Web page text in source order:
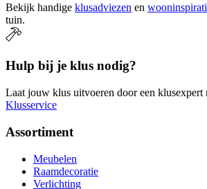
Bekijk handige klusadviezen en
tuin.
Hulp bij je klus nodig?
Laat jouw klus uitvoeren door een klusexpert
Klusservice
Assortiment
Meubelen
Raamdecoratie
Verlichting